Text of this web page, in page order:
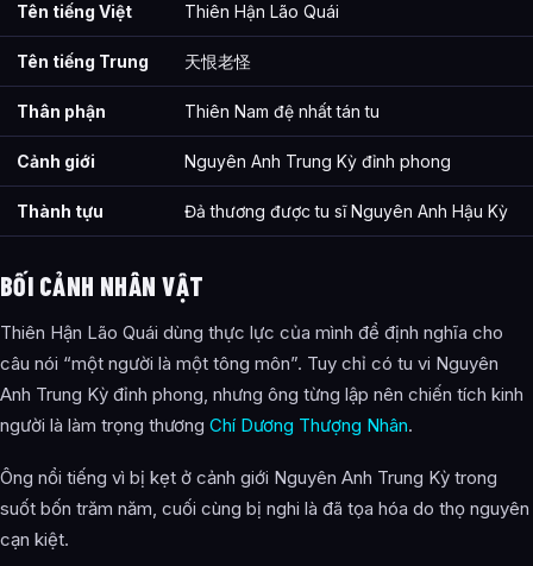
Tên tiếng Việt Thiên Hận Lão Quái
Tên tiếng Trung 天恨老怪
Thân phận Thiên Nam đệ nhất tán tu
Cảnh giới Nguyên Anh Trung Kỳ đỉnh phong
Thành tựu Đả thương được tu sĩ Nguyên Anh Hậu Kỳ
BỐI CẢNH NHÂN VẬT
Thiên Hận Lão Quái dùng thực lực của mình để định nghĩa cho
câu nói “một người là một tông môn”. Tuy chỉ có tu vi Nguyên
Anh Trung Kỳ đỉnh phong, nhưng ông từng lập nên chiến tích kinh
người là làm trọng thương Chí Dương Thượng Nhân.
Ông nổi tiếng vì bị kẹt ở cảnh giới Nguyên Anh Trung Kỳ trong
suốt bốn trăm năm, cuối cùng bị nghi là đã tọa hóa do thọ nguyên
cạn kiệt.